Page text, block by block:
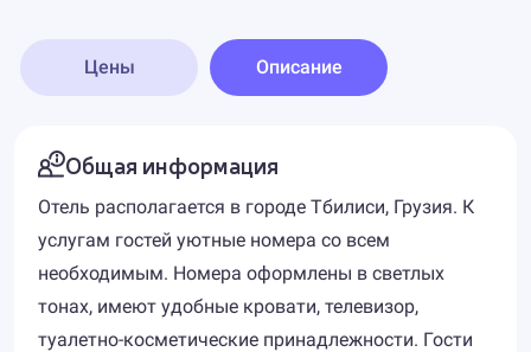
Цены Описание
Общая информация
Отель располагается в городе Тбилиси, Грузия. К
услугам гостей уютные номера со всем
необходимым. Номера оформлены в светлых
тонах, имеют удобные кровати, телевизор,
туалетно-косметические принадлежности. Гости